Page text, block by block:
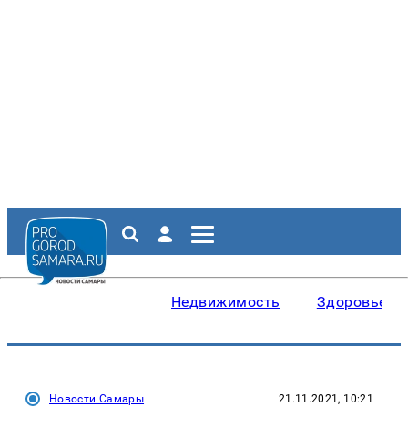
Недвижимость Здоровье
Новости Самары 21.11.2021, 10:21